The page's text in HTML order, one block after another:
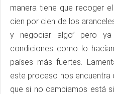
manera tiene que recoger
cien por cien de los
y negociar algo” pero
condiciones como lo
países más fuertes.
este proceso nos encuentra
que si no cambiamos está